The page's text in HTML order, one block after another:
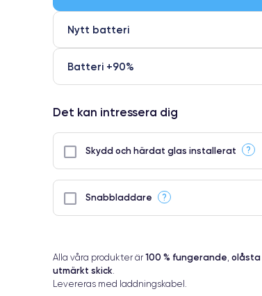
Nytt batteri
Batteri +90%
Det kan intressera dig
Skydd och härdat glas installerat ?
Snabbladdare ?
Alla våra produkter är 100 % fungerande, olåsta
utmärkt skick.
Levereras med laddningskabel.